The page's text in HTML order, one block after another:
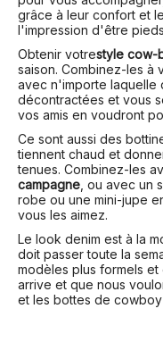
grâce à leur confort et
l'impression d'être
Obtenir votrestyle cow-
saison. Combinez-les à
avec n'importe laquelle
décontractées et vous
vos amis en voudront
Ce sont aussi des
tiennent chaud et
tenues. Combinez-les
campagne, ou avec un
robe ou une mini-jupe
vous les aimez.
Le look denim est à la
doit passer toute la
modèles plus formels
arrive et que nous
et les bottes de